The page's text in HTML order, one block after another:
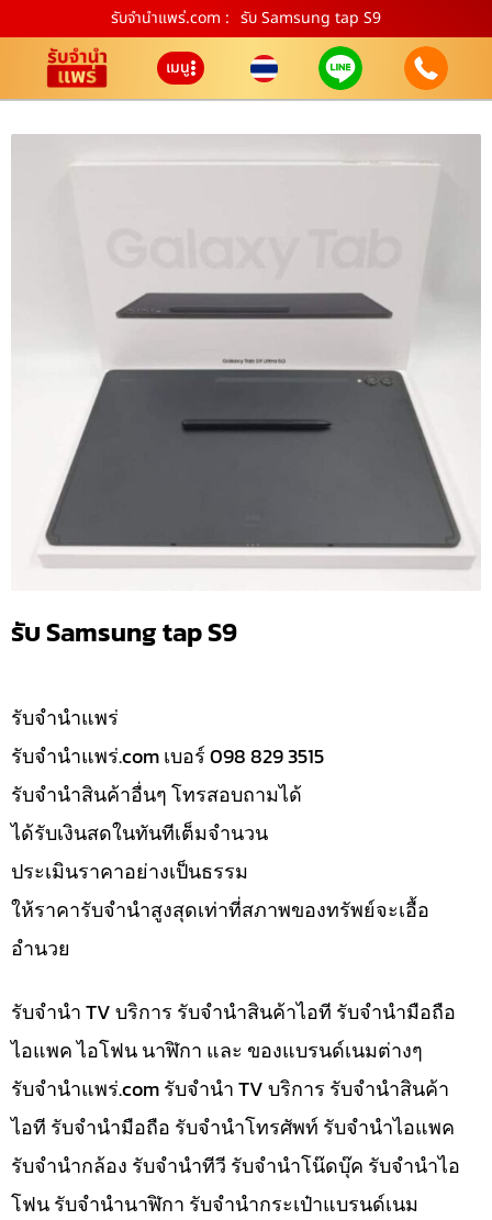
รับจํานําแพร่.com : รับ Samsung tap S9
เมนู
รับ Samsung tap S9
รับจํานำแพร่
รับจํานําแพร่.com เบอร์ 098 829 3515
รับจำนำสินค้าอื่นๆ โทรสอบถามได้
ได้รับเงินสดในทันทีเต็มจำนวน
ประเมินราคาอย่างเป็นธรรม
ให้ราคารับจำนำสูงสุดเท่าที่สภาพของทรัพย์จะเอื้อ
อำนวย
รับจำนำ TV บริการ รับจำนำสินค้าไอที รับจำนำมือถือ
ไอแพค ไอโฟน นาฬิกา และ ของแบรนด์เนมต่างๆ
รับจํานําแพร่.com รับจำนำ TV บริการ รับจำนำสินค้า
ไอที รับจำนำมือถือ รับจำนำโทรศัพท์ รับจำนำไอแพค
รับจำนำกล้อง รับจำนำทีวี รับจำนำโน๊ดบุ๊ค รับจำนำไอ
โฟน รับจำนำนาฬิกา รับจำนำกระเป๋าแบรนด์เนม